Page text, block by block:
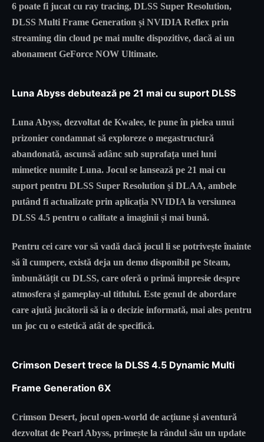
6 poate fi jucat cu ray tracing, DLSS Super Resolution,
DLSS Multi Frame Generation și NVIDIA Reflex prin
streaming din cloud pe mai multe dispozitive, dacă ai un
abonament GeForce NOW Ultimate.
Luna Abyss debutează pe 21 mai cu suport DLSS
Luna Abyss, dezvoltat de Kwalee, te pune în pielea unui
prizonier condamnat să exploreze o megastructură
abandonată, ascunsă adânc sub suprafața unei luni
mimetice numite Luna. Jocul se lansează pe 21 mai cu
suport pentru DLSS Super Resolution și DLAA, ambele
putând fi actualizate prin aplicația NVIDIA la versiunea
DLSS 4.5 pentru o calitate a imaginii și mai bună.
Pentru cei care vor să vadă dacă jocul li se potrivește înainte
să îl cumpere, există deja un demo disponibil pe Steam,
îmbunătățit cu DLSS, care oferă o primă impresie despre
atmosfera și gameplay-ul titlului. Este genul de abordare
care ajută jucătorii să ia o decizie informată, mai ales pentru
un joc cu o estetică atât de specifică.
Crimson Desert trece la DLSS 4.5 Dynamic Multi
Frame Generation 6X
Crimson Desert, jocul open-world de acțiune și aventură
dezvoltat de Pearl Abyss, primește la rândul său un update